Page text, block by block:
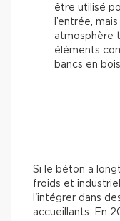
être utilisé
l’entrée,
atmosphère
éléments
bancs en
Si le béton a
froids et
l'intégrer dans
accueillants. En